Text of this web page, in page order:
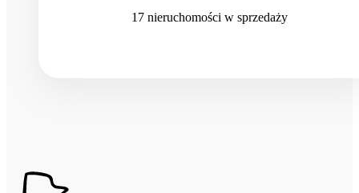
17 nieruchomości w sprzedaży